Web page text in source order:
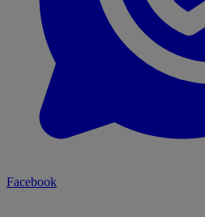
Facebook